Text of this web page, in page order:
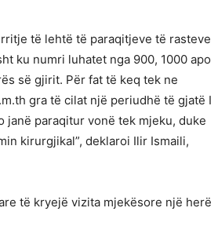
të lehtë të paraqitjeve të rasteve
ku numri luhatet nga 900, 1000 apo
së gjirit. Për fat të keq tek ne
gra të cilat një periudhë të gjatë I
janë paraqitur vonë tek mjeku, duke
kirurgjikal”, deklaroi Ilir Ismaili,
të kryejë vizita mjekësore një herë